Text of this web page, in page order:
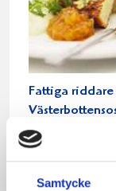
Samtycke
Fattiga riddare